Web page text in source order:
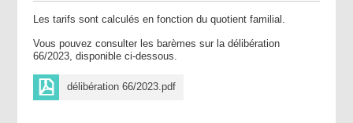
Les tarifs sont calculés en fonction du quotient familial.
Vous pouvez consulter les barèmes sur la délibération
66/2023, disponible ci-dessous.
délibération 66/2023.pdf